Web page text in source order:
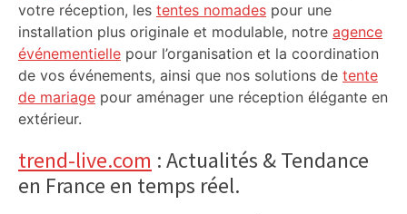
votre réception, les tentes nomades pour une
installation plus originale et modulable, notre agence
événementielle pour l’organisation et la coordination
de vos événements, ainsi que nos solutions de tente
de mariage pour aménager une réception élégante en
extérieur.
trend-live.com : Actualités & Tendance
en France en temps réel.